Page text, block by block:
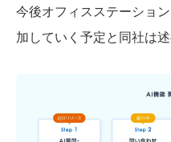
今後オフィスステーショ
加していく予定と同社は述